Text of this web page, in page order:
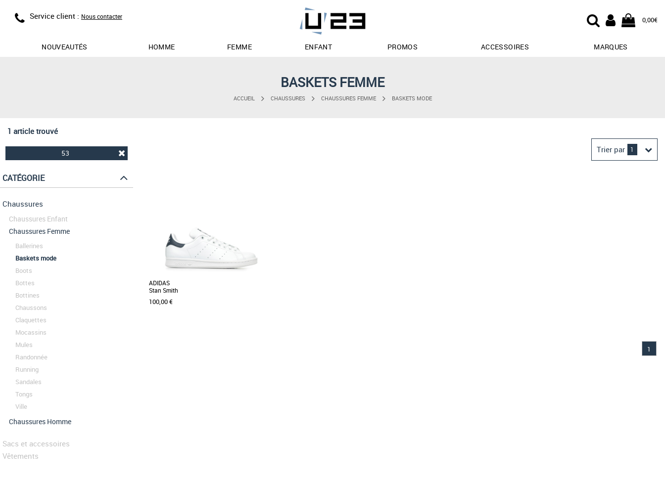
Service client : Nous contacter 0,00€
NOUVEAUTÉS HOMME FEMME ENFANT PROMOS ACCESSOIRES MARQUES
BASKETS FEMME
ACCUEIL CHAUSSURES CHAUSSURES FEMME BASKETS MODE
1 article trouvé
53
CATÉGORIE
Chaussures
Chaussures Enfant
Chaussures Femme
Ballerines
Baskets mode
Boots
Bottes
Bottines
Chaussons
Claquettes
Mocassins
Mules
Randonnée
Running
Sandales
Tongs
Ville
Chaussures Homme
Sacs et accessoires
Vêtements
Trier par 1
ADIDAS
Stan Smith
100,00 €
1